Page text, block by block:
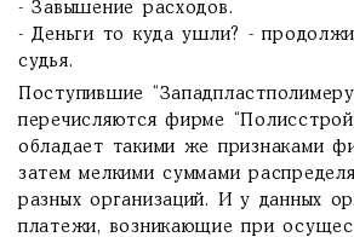
- Завышение расходов.
- Деньги то куда ушли? -
судья.
Поступившие
перечисляются фирме
обладает такими же признаками
затем мелкими суммами
разных организаций. И у данных
платежи, возникающие при